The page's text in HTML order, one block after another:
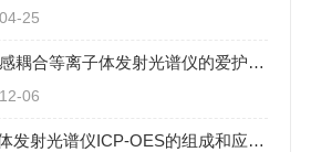
25
二手ICP-OES电感耦合等离子体发射光谱仪的爱护维护
06
电感耦合等离子体发射光谱仪ICP-OES的组成和应用领域